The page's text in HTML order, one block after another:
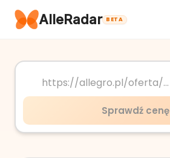
AlleRadar BETA
Okazje
Sprawdź cenę